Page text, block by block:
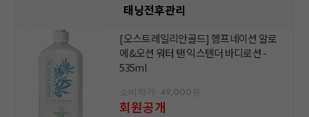
태닝전후관리
[오스트레일리안골드] 헴프네이션 알로
에&오션 워터 탠 익스텐더 바디로션 -
535ml
소비자가: 49,000원
회원공개